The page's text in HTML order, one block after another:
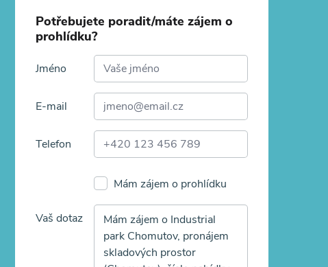
Potřebujete poradit/máte zájem o
prohlídku?
Jméno
E-mail
Telefon
Mám zájem o prohlídku
Vaš dotaz